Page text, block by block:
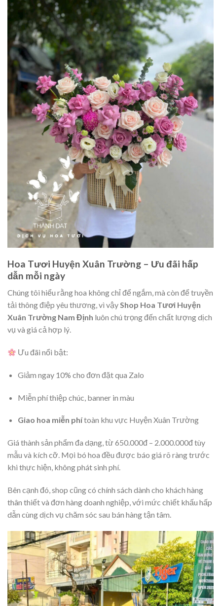
Hoa Tươi Huyện Xuân Trường – Ưu đãi hấp
dẫn mỗi ngày
Chúng tôi hiểu rằng hoa không chỉ để ngắm, mà còn để truyền
tải thông điệp yêu thương, vì vậyShop Hoa Tươi Huyện
Xuân Trường Nam Định luôn chú trọng đến chất lượng dịch
vụ và giá cả hợp lý.
Ưu đãi nổi bật:
Giảm ngay 10% cho đơn đặt qua Zalo
Miễn phí thiệp chúc, banner in màu
Giao hoa miễn phítoàn khu vực Huyện Xuân Trường
Giá thành sản phẩm đa dạng, từ 650.000đ – 2.000.000đ tùy
mẫu và kích cỡ. Mọi bó hoa đều được báo giá rõ ràng trước
khi thực hiện, không phát sinh phí.
Bên cạnh đó, shop cũng có chính sách dành cho khách hàng
thân thiết và đơn hàng doanh nghiệp, với mức chiết khấu hấp
dẫn cùng dịch vụ chăm sóc sau bán hàng tận tâm.